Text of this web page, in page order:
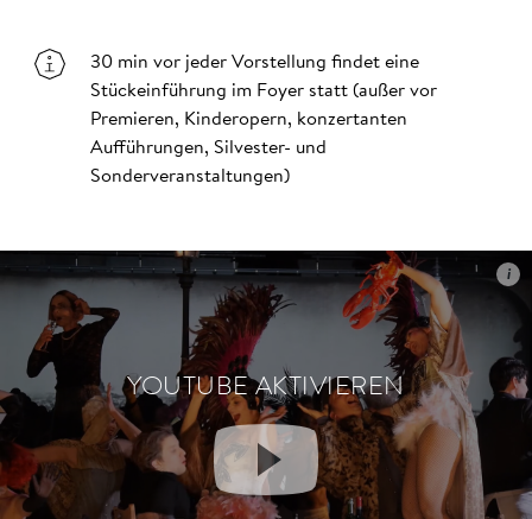
30 min vor jeder Vorstellung findet eine
Stückeinführung im Foyer statt (außer vor
Premieren, Kinderopern, konzertanten
Aufführungen, Silvester- und
Sonderveranstaltungen)
YOUTUBE AKTIVIEREN
i
YOUTUBE AKTIVIEREN
i